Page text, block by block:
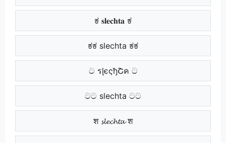
ಕ 𝐬𝐥𝐞𝐜𝐡𝐭𝐚 ಕ
ಕಕ slechta ಕಕ
ට รɭєςђՇค ට
ටට slechta ටට
श 𝓼𝓵𝓮𝓬𝓱𝓽𝓪 श